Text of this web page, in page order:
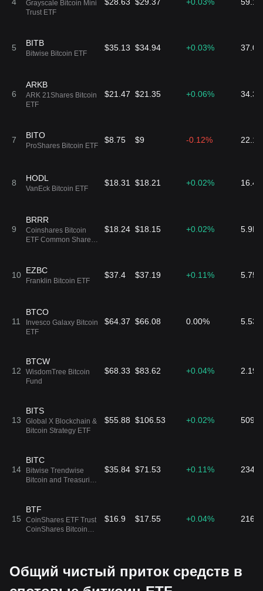
Grayscale Bitcoin Mini
Trust ETF
5 BITB
Bitwise Bitcoin ETF
$35.13 $34.94 +0.03%
6
ARKB
ARK 21Shares Bitcoin
ETF
$21.47 $21.35 +0.06%
7 BITO
ProShares Bitcoin ETF
$8.75 $9 -0.12%
8 HODL
VanEck Bitcoin ETF
$18.31 $18.21 +0.02%
9
BRRR
Coinshares Bitcoin
ETF Common Shares
$18.24 $18.15 +0.02% 5.9K
10 EZBC
Franklin Bitcoin ETF
$37.4 $37.19 +0.11%
11
BTCO
Invesco Galaxy Bitcoin
ETF
$64.37 $66.08 0.00%
12
BTCW
WisdomTree Bitcoin
Fund
$68.33 $83.62 +0.04%
13
BITS
Global X Blockchain &
Bitcoin Strategy ETF
$55.88 $106.53 +0.02%
14
BITC
Bitwise Trendwise
Bitcoin and Treasuries
$35.84 $71.53 +0.11%
15
BTF
CoinShares ETF Trust
CoinShares Bitcoin
$16.9 $17.55 +0.04%
16
Hashdex Commodities
Trust
$73.67 $109.17 -0.58%
Общий чистый приток средств в